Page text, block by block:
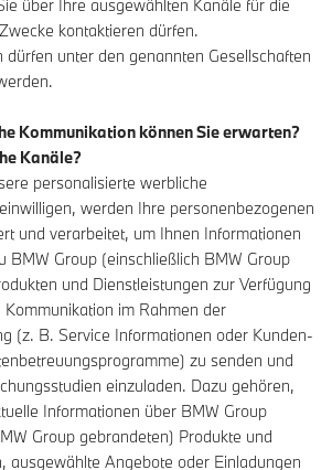
über Ihre ausgewählten Kanäle für die
kontaktieren dürfen.
dürfen unter den genannten Gesellschaften
Kommunikation können Sie erwarten?
Kanäle?
personalisierte werbliche
werden Ihre personenbezogenen
und verarbeitet, um Ihnen Informationen
BMW Group (einschließlich BMW Group
und Dienstleistungen zur Verfügung
im Rahmen der
(z. B. Service Informationen oder Kunden-
zu senden und
einzuladen. Dazu gehören,
Informationen über BMW Group
Group gebrandeten) Produkte und
ausgewählte Angebote oder Einladungen